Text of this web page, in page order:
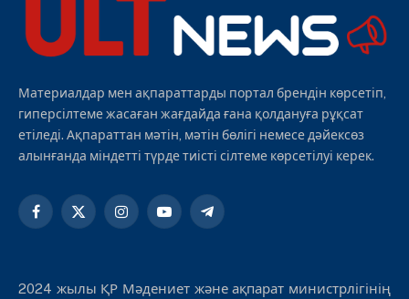
Материалдар мен ақпараттарды портал брендін көрсетіп,
гиперсілтеме жасаған жағдайда ғана қолдануға рұқсат
етіледі. Ақпараттан мәтін, мәтін бөлігі немесе дәйексөз
алынғанда міндетті түрде тиісті сілтеме көрсетілуі керек.
Facebook
X
InstagramYouTubeTelegram
2024 жылы ҚР Мәдениет және ақпарат министрлігінің